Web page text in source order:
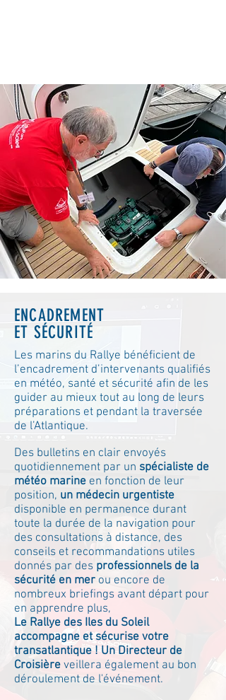
ENCADREMENT
ET SÉCURITÉ
Les marins du Rallye bénéficient de
l’encadrement d’intervenants qualifiés
en météo, santé et sécurité afin de les
guider au mieux tout au long de leurs
préparations et pendant la traversée
de l’Atlantique.
Des bulletins en clair envoyés
quotidiennement par un spécialiste de
météo marine en fonction de leur
position, un médecin urgentiste
disponible en permanence durant
toute la durée de la navigation pour
des consultations à distance, des
conseils et recommandations utiles
donnés par des professionnels de la
sécurité en mer ou encore de
nombreux briefings avant départ pour
en apprendre plus,
Le Rallye des Iles du Soleil
accompagne et sécurise votre
transatlantique ! Un Directeur de
Croisière veillera également au bon
déroulement de l'événement.